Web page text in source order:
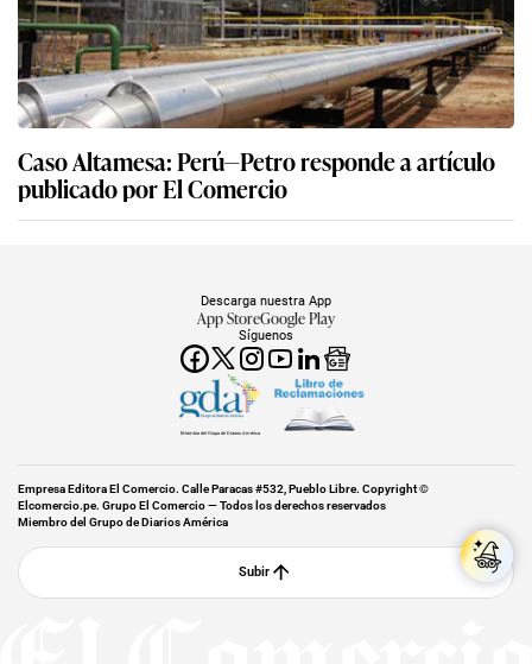
Caso Altamesa: Perú—Petro responde a artículo
publicado por El Comercio
Síguenos
Descarga nuestra App
App StoreGoogle Play
Miembro del Grupo de Diarios América
Empresa Editora El Comercio. Calle Paracas #532, Pueblo Libre. Copyright ©
Elcomercio.pe. Grupo El Comercio — Todos los derechos reservados
Miembro del Grupo de Diarios América
Subir